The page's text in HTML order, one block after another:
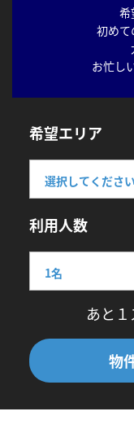
希
初めて
お忙し
希望エリア
利用人数
あと
物